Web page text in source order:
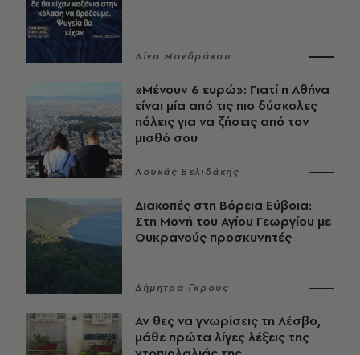
Λίνα Μανδράκου
«Μένουν 6 ευρώ»: Γιατί η Αθήνα
είναι μία από τις πιο δύσκολες
πόλεις για να ζήσεις από τον
μισθό σου
Λουκάς Βελιδάκης
Διακοπές στη Βόρεια Εύβοια:
Στη Μονή του Αγίου Γεωργίου με
Ουκρανούς προσκυνητές
Δήμητρα Γκρους
Αν θες να γνωρίσεις τη Λέσβο,
μάθε πρώτα λίγες λέξεις της